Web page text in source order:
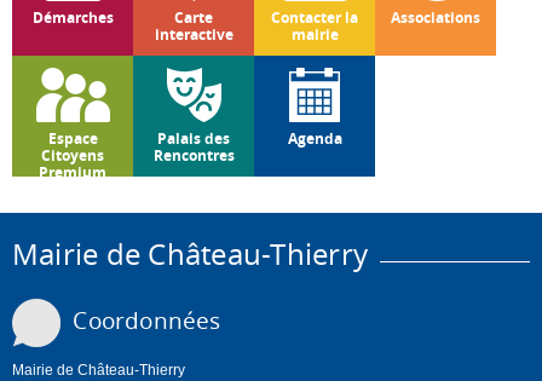
Démarches
Carte
interactive
Contacter la
mairie
Associations
Espace
Citoyens
Premium
Palais des
Rencontres
Agenda
Mairie de Château-Thierry
Coordonnées
Mairie de Château-Thierry